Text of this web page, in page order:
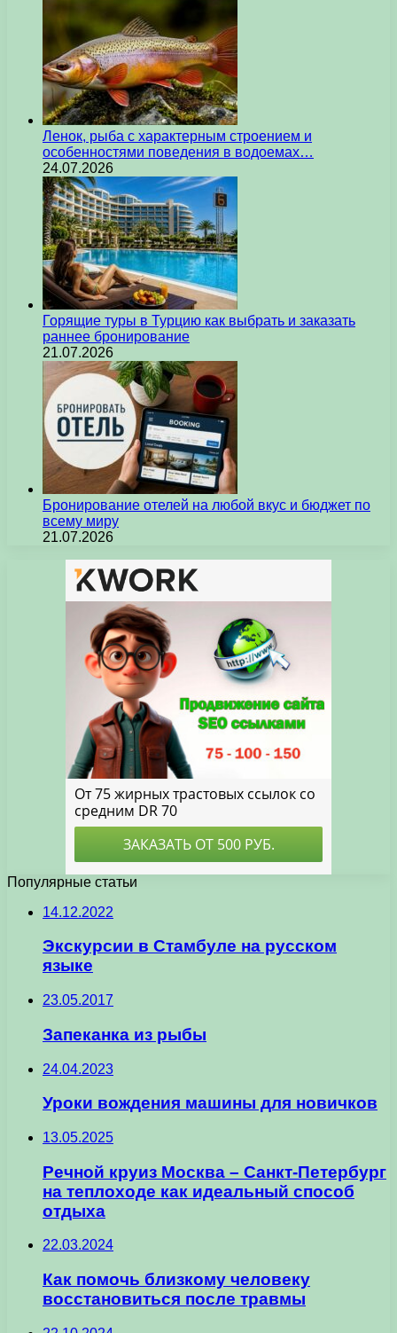
Ленок, рыба с характерным строением и
особенностями поведения в водоемах…
24.07.2026
Горящие туры в Турцию как выбрать и заказать
раннее бронирование
21.07.2026
Бронирование отелей на любой вкус и бюджет по
всему миру
21.07.2026
Популярные статьи
14.12.2022
Экскурсии в Стамбуле на русском
языке
23.05.2017
Запеканка из рыбы
24.04.2023
Уроки вождения машины для новичков
13.05.2025
Речной круиз Москва – Санкт-Петербург
на теплоходе как идеальный способ
отдыха
22.03.2024
Как помочь близкому человеку
восстановиться после травмы